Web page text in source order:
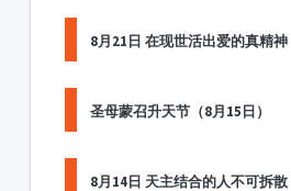
8月21日 在现世活出爱的真精神
圣母蒙召升天节（8月15日）
8月14日 天主结合的人不可拆散